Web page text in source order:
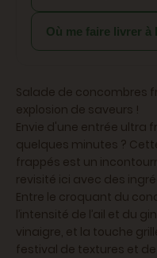
Où me faire livrer à
Salade de concombres
explosion de saveurs !
Envie d'une entrée ultra
quelques minutes ?
frappés est un
revisité ici avec des
Entre le croquant du
l’intensité de l’ail et du
vinaigre, et la touche
festival de textures et